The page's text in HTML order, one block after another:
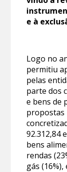
e à
Logo no
permitiu
pelas
parte dos
e bens de
propostas
92.312,84
bens
rendas
gás